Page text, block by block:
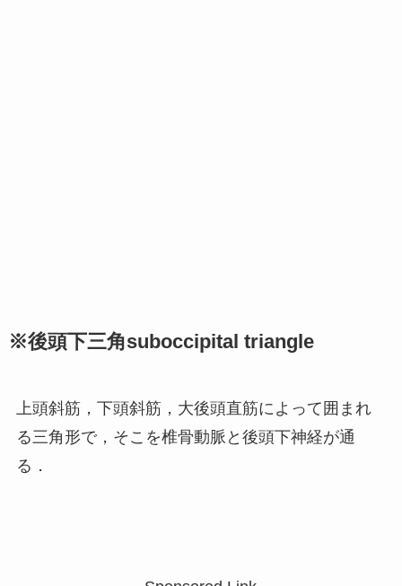
※後頭下三角suboccipital triangle
上頭斜筋，下頭斜筋，大後頭直筋によって囲まれ
る三角形で，そこを椎骨動脈と後頭下神経が通
る．